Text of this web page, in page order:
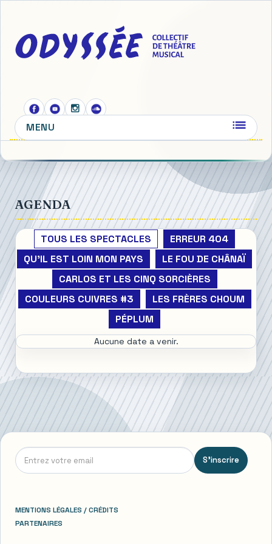
MENU
AGENDA
TOUS LES SPECTACLES
ERREUR 404
QU'IL EST LOIN MON PAYS
LE FOU DE CHÂNAÏ
CARLOS ET LES CINQ SORCIÈRES
COULEURS CUIVRES #3
LES FRÈRES CHOUM
PÉPLUM
Aucune date a venir.
S'inscrire
MENTIONS LÉGALES / CRÉDITS
PARTENAIRES